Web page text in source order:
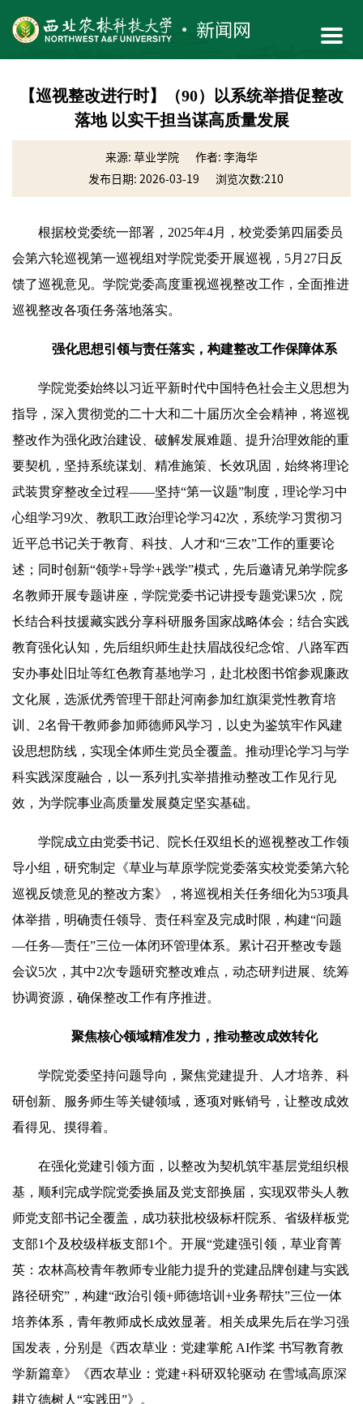
【巡视整改进行时】（90）以系统举措促整改
落地 以实干担当谋高质量发展
来源: 草业学院
作者: 李海华
发布日期: 2026-03-19
浏览次数:210
根据校党委统一部署，2025年4月，校党委第四届委员
会第六轮巡视第一巡视组对学院党委开展巡视，5月27日反
馈了巡视意见。学院党委高度重视巡视整改工作，全面推进
巡视整改各项任务落地落实。
强化思想引领与责任落实，构建整改工作保障体系
学院党委始终以习近平新时代中国特色社会主义思想为
指导，深入贯彻党的二十大和二十届历次全会精神，将巡视
整改作为强化政治建设、破解发展难题、提升治理效能的重
要契机，坚持系统谋划、精准施策、长效巩固，始终将理论
武装贯穿整改全过程——坚持“第一议题”制度，理论学习中
心组学习9次、教职工政治理论学习42次，系统学习贯彻习
近平总书记关于教育、科技、人才和“三农”工作的重要论
述；同时创新“领学+导学+践学”模式，先后邀请兄弟学院多
名教师开展专题讲座，学院党委书记讲授专题党课5次，院
长结合科技援藏实践分享科研服务国家战略体会；结合实践
教育强化认知，先后组织师生赴扶眉战役纪念馆、八路军西
安办事处旧址等红色教育基地学习，赴北校图书馆参观廉政
文化展，选派优秀管理干部赴河南参加红旗渠党性教育培
训、2名骨干教师参加师德师风学习，以史为鉴筑牢作风建
设思想防线，实现全体师生党员全覆盖。推动理论学习与学
科实践深度融合，以一系列扎实举措推动整改工作见行见
效，为学院事业高质量发展奠定坚实基础。
学院成立由党委书记、院长任双组长的巡视整改工作领
导小组，研究制定《草业与草原学院党委落实校党委第六轮
巡视反馈意见的整改方案》，将巡视相关任务细化为53项具
体举措，明确责任领导、责任科室及完成时限，构建“问题
—任务—责任”三位一体闭环管理体系。累计召开整改专题
会议5次，其中2次专题研究整改难点，动态研判进展、统筹
协调资源，确保整改工作有序推进。
聚焦核心领域精准发力，推动整改成效转化
学院党委坚持问题导向，聚焦党建提升、人才培养、科
研创新、服务师生等关键领域，逐项对账销号，让整改成效
看得见、摸得着。
在强化党建引领方面，以整改为契机筑牢基层党组织根
基，顺利完成学院党委换届及党支部换届，实现双带头人教
师党支部书记全覆盖，成功获批校级标杆院系、省级样板党
支部1个及校级样板支部1个。开展“党建强引领，草业育菁
英：农林高校青年教师专业能力提升的党建品牌创建与实践
路径研究”，构建“政治引领+师德培训+业务帮扶”三位一体
培养体系，青年教师成长成效显著。相关成果先后在学习强
国发表，分别是《西农草业：党建掌舵 AI作桨 书写教育教
学新篇章》《西农草业：党建+科研双轮驱动 在雪域高原深
耕立德树人“实践田”》。